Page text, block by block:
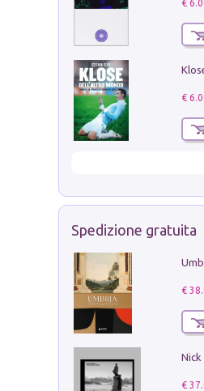
€
€
Spedizione gratuita
€
Nick
€